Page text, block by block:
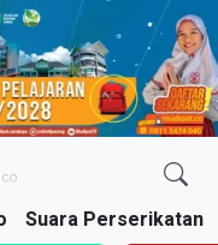
Suara Perserikatan